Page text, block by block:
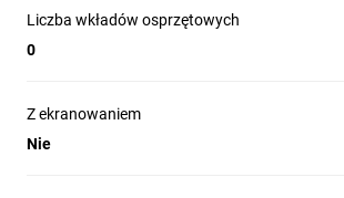
Liczba wkładów osprzętowych
0
Z ekranowaniem
Nie